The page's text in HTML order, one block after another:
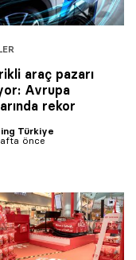
araç pazarı
Avrupa
rekor
Türkiye
önce